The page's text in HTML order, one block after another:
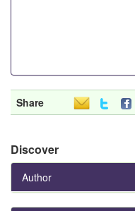
Share
Discover
Author